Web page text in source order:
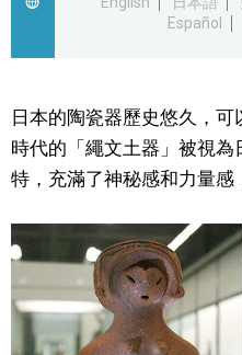
財經
文化
科學技術
生活
Español
日本的陶瓷器歷史悠久，
時代的「繩文土器」被視
特，充滿了神秘感和力量感